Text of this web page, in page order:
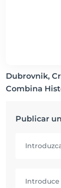
Dubrovnik,
Combina
Publicar